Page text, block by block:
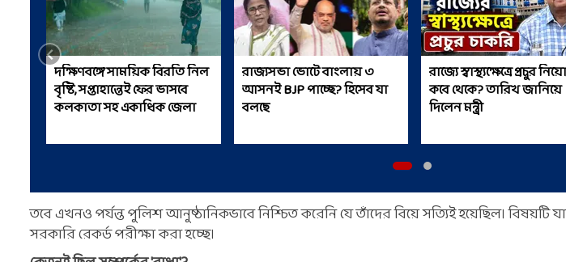
দক্ষিণবঙ্গে সাময়িক বিরতি নিল
বৃষ্টি, সপ্তাহান্তেই ফের ভাসবে
কলকাতা সহ একাধিক জেলা
রাজ্যসভা ভোটে বাংলায় ৩
আসনই BJP পাচ্ছে? হিসেব যা
বলছে
রাজ্যে স্বাস্থ্যক্ষেত্রে প্রচুর
কবে থেকে? তারিখ জানিয়ে
দিলেন মন্ত্রী
তবে এখনও পর্যন্ত পুলিশ আনুষ্ঠানিকভাবে নিশ্চিত করেনি যে তাঁদের বিয়ে সত্যিই হয়েছিল। বিষয়টি
সরকারি রেকর্ড পরীক্ষা করা হচ্ছে।